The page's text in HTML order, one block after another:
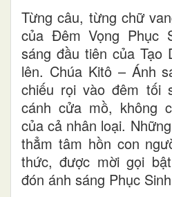
Từng câu, từng chữ
của Đêm Vọng Phục
sáng đầu tiên của Tạo
lên. Chúa Kitô – Ánh
chiếu rọi vào đêm tối
cánh cửa mồ, không
của cả nhân loại.
thẳm tâm hồn con
thức, được mời gọi
đón ánh sáng Phục